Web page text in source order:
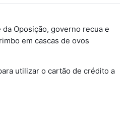
Oposição, governo recua e
em cascas de ovos
utilizar o cartão de crédito a